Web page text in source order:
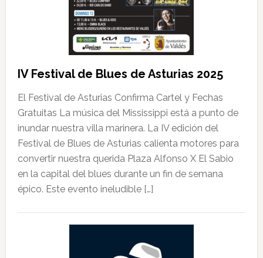
IV Festival de Blues de Asturias 2025
El Festival de Asturias Confirma Cartel y Fechas
Gratuitas La música del Mississippi está a punto de
inundar nuestra villa marinera. La IV edición del
Festival de Blues de Asturias calienta motores para
convertir nuestra querida Plaza Alfonso X El Sabio
en la capital del blues durante un fin de semana
épico. Este evento ineludible […]